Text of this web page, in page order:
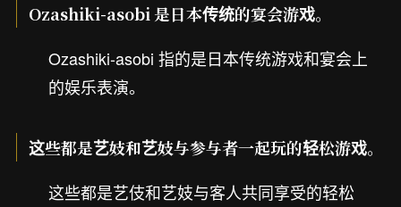
Ozashiki-asobi 是日本传统的宴会游戏。
Ozashiki-asobi 指的是日本传统游戏和宴会上
的娱乐表演。
这些都是艺妓和艺妓与参与者一起玩的轻松游戏。
这些都是艺伎和艺妓与客人共同享受的轻松